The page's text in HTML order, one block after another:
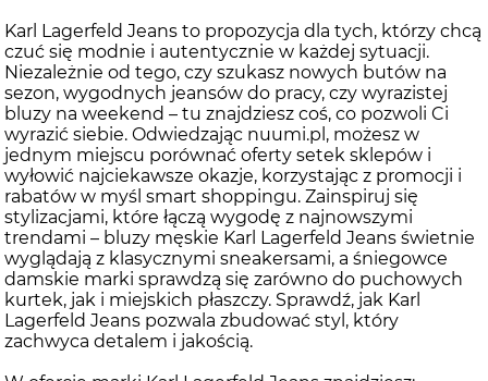
Karl Lagerfeld Jeans to propozycja dla tych, którzy chcą
czuć się modnie i autentycznie w każdej sytuacji.
Niezależnie od tego, czy szukasz nowych butów na
sezon, wygodnych jeansów do pracy, czy wyrazistej
bluzy na weekend – tu znajdziesz coś, co pozwoli Ci
wyrazić siebie. Odwiedzając nuumi.pl, możesz w
jednym miejscu porównać oferty setek sklepów i
wyłowić najciekawsze okazje, korzystając z promocji i
rabatów w myśl smart shoppingu. Zainspiruj się
stylizacjami, które łączą wygodę z najnowszymi
trendami – bluzy męskie Karl Lagerfeld Jeans świetnie
wyglądają z klasycznymi sneakersami, a śniegowce
damskie marki sprawdzą się zarówno do puchowych
kurtek, jak i miejskich płaszczy. Sprawdź, jak Karl
Lagerfeld Jeans pozwala zbudować styl, który
zachwyca detalem i jakością.